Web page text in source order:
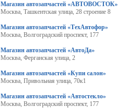
Магазин автозапчастей «АВТОВОСТОК»
Москва, Ташкентская улица, 28 строение 8
Магазин автозапчастей «ТехАвтофор»
Москва, Волгоградский проспект, 177
Магазин автозапчастей «АвтоДа»
Москва, Ферганская улица, 2
Магазин автозапчастей «Купи салон»
Москва, Привольная улица, 70к1
Магазин автозапчастей «Автостекло»
Москва, Волгоградский проспект, 177